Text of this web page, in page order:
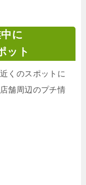
に
ット
くのスポットに
舗周辺のプチ情